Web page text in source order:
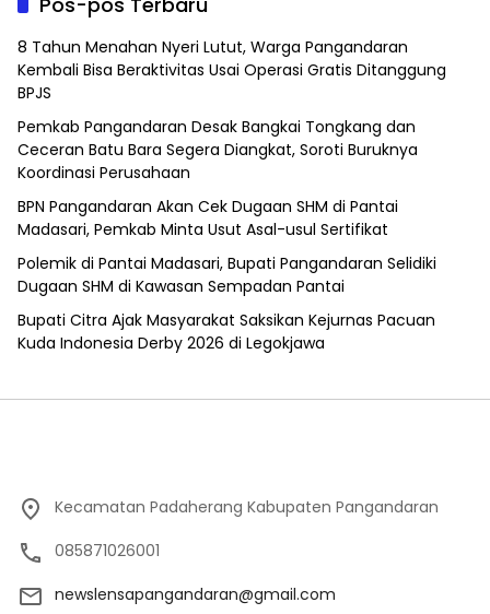
8 Tahun Menahan Nyeri Lutut, Warga Pangandaran
Kembali Bisa Beraktivitas Usai Operasi Gratis Ditanggung
BPJS
Pemkab Pangandaran Desak Bangkai Tongkang dan
Ceceran Batu Bara Segera Diangkat, Soroti Buruknya
Koordinasi Perusahaan
BPN Pangandaran Akan Cek Dugaan SHM di Pantai
Madasari, Pemkab Minta Usut Asal-usul Sertifikat
Polemik di Pantai Madasari, Bupati Pangandaran Selidiki
Dugaan SHM di Kawasan Sempadan Pantai
Bupati Citra Ajak Masyarakat Saksikan Kejurnas Pacuan
Kuda Indonesia Derby 2026 di Legokjawa
Kecamatan Padaherang Kabupaten Pangandaran
085871026001
newslensapangandaran@gmail.com